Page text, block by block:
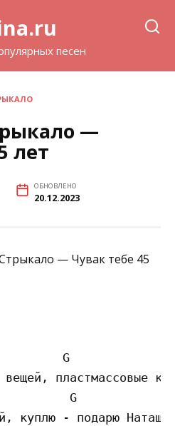
песен
—
лет
ОБНОВЛЕНО
20.12.2023
— Чувак тебе 45
G
вещей, пластмассовые
G
куплю - подарю